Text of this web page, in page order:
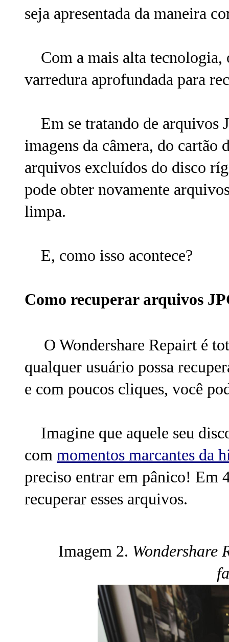
seja apresentada da maneira
Com a mais alta tecnologia,
varredura aprofundada para
Em se tratando de arquivos
imagens da câmera, do
arquivos excluídos do disco
pode obter novamente
limpa.
E, como isso acontece?
Como recuperar arquivos
O Wondershare Repairt é
qualquer usuário possa
e com poucos cliques, você
Imagine que aquele seu
com momentos marcantes da
preciso entrar em pânico! Em
recuperar esses arquivos.
Imagem 2. Wondershare